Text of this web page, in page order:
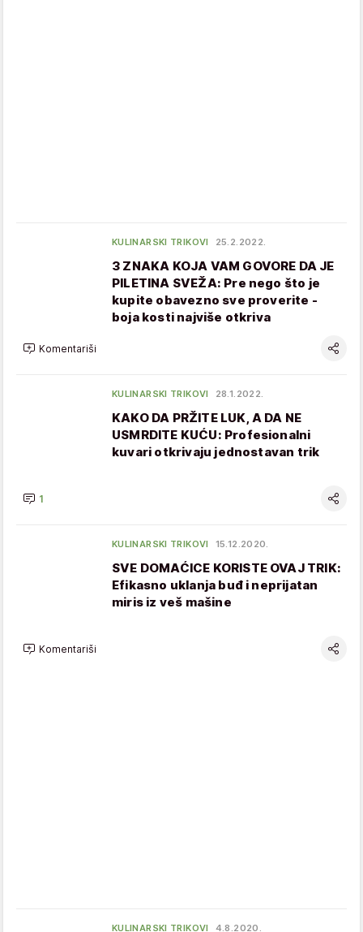
KULINARSKI TRIKOVI 25.2.2022.
3 ZNAKA KOJA VAM GOVORE DA JE
PILETINA SVEŽA: Pre nego što je
kupite obavezno sve proverite -
boja kosti najviše otkriva
Komentariši
KULINARSKI TRIKOVI 28.1.2022.
KAKO DA PRŽITE LUK, A DA NE
USMRDITE KUĆU: Profesionalni
kuvari otkrivaju jednostavan trik
1
KULINARSKI TRIKOVI 15.12.2020.
SVE DOMAĆICE KORISTE OVAJ TRIK:
Efikasno uklanja buđ i neprijatan
miris iz veš mašine
Komentariši
KULINARSKI TRIKOVI 4.8.2020.